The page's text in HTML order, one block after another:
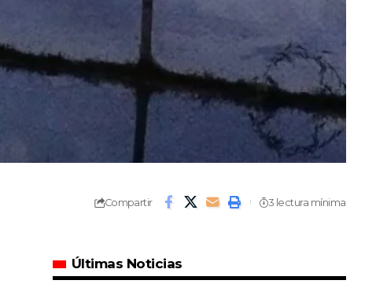
Compartir 3 lectura mínima
Últimas Noticias